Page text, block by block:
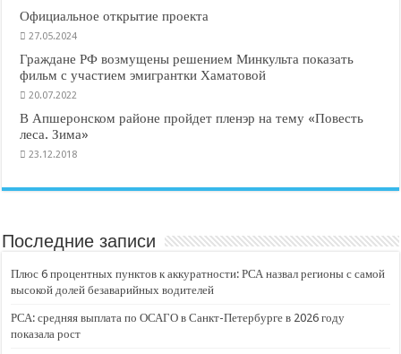
Официальное открытие проекта
27.05.2024
Граждане РФ возмущены решением Минкульта показать
фильм с участием эмигрантки Хаматовой
20.07.2022
В Апшеронском районе пройдет пленэр на тему «Повесть
леса. Зима»
23.12.2018
Последние записи
Плюс 6 процентных пунктов к аккуратности: РСА назвал регионы с самой
высокой долей безаварийных водителей
РСА: средняя выплата по ОСАГО в Санкт-Петербурге в 2026 году
показала рост